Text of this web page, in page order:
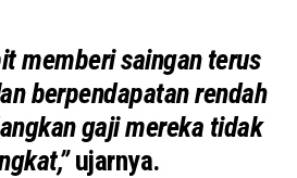
memberi saingan terus
berpendapatan rendah
gaji mereka tidak
ujarnya.